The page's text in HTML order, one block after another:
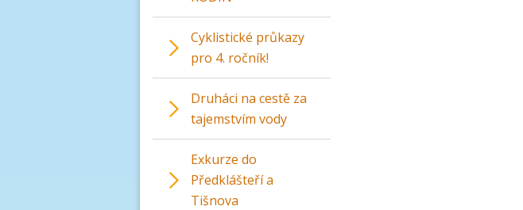
Cyklistické průkazy
pro 4. ročník!
Druháci na cestě za
tajemstvím vody
Exkurze do
Předklášteří a
Tišnova